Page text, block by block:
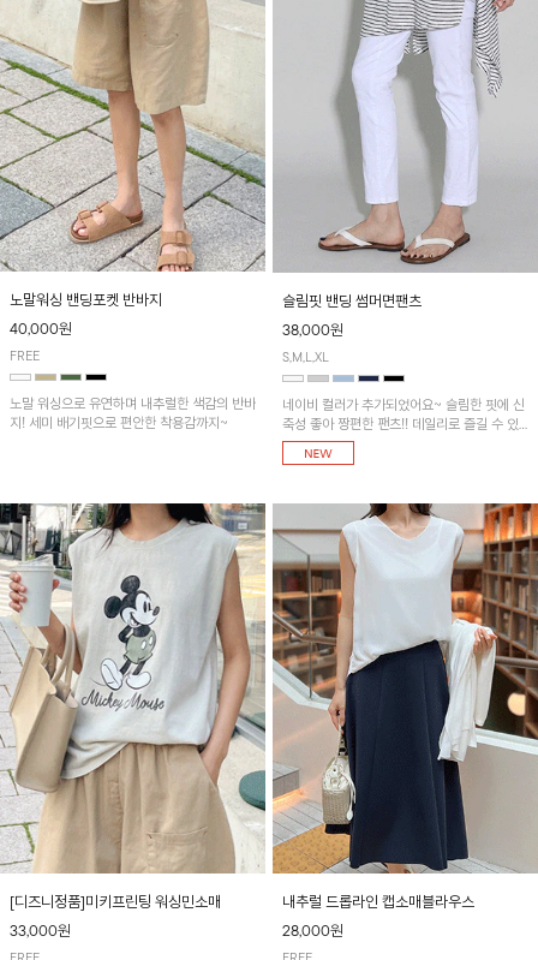
노말워싱 밴딩포켓 반바지
40,000원
FREE
노말 워싱으로 유연하며 내추럴한 색감의 반바
지! 세미 배기핏으로 편안한 착용감까지~
슬림핏 밴딩 썸머면팬츠
38,000원
S,M,L,XL
네이비 컬러가 추가되었어요~ 슬림한 핏에 신
축성 좋아 짱편한 팬츠!! 데일리로 즐길 수 있
는 기본 컬러들로 준비했어요~
[디즈니정품]미키프린팅 워싱민소매
33,000원
내추럴 드롭라인 캡소매블라우스
28,000원